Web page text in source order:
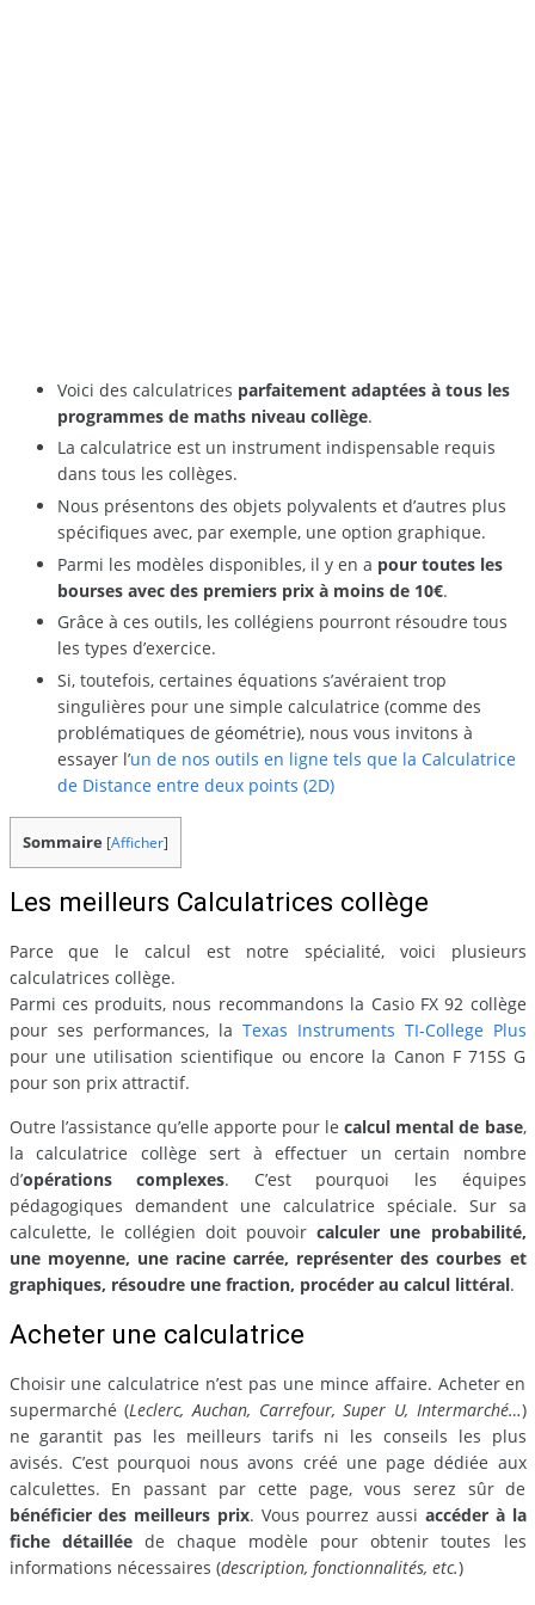
Voici des calculatrices parfaitement adaptées à tous les
programmes de maths niveau collège.
La calculatrice est un instrument indispensable requis
dans tous les collèges.
Nous présentons des objets polyvalents et d’autres plus
spécifiques avec, par exemple, une option graphique.
Parmi les modèles disponibles, il y en a pour toutes les
bourses avec des premiers prix à moins de 10€.
Grâce à ces outils, les collégiens pourront résoudre tous
les types d’exercice.
Si, toutefois, certaines équations s’avéraient trop
singulières pour une simple calculatrice (comme des
problématiques de géométrie), nous vous invitons à
essayer l’un de nos outils en ligne tels que la Calculatrice
de Distance entre deux points (2D)
Sommaire [Afficher]
Les meilleurs Calculatrices collège
Parce que le calcul est notre spécialité, voici plusieurs
calculatrices collège.
Parmi ces produits, nous recommandons la Casio FX 92 collège
pour ses performances, la Texas Instruments TI-College Plus
pour une utilisation scientifique ou encore la Canon F 715S G
pour son prix attractif.
Outre l’assistance qu’elle apporte pour lecalcul mental de base,
la calculatrice collège sert à effectuer un certain nombre
d’opérations complexes. C’est pourquoi les équipes
pédagogiques demandent une calculatrice spéciale. Sur sa
calculette, le collégien doit pouvoircalculer une probabilité,
une moyenne, une racine carrée, représenter des courbes et
graphiques, résoudre une fraction, procéder au calcul littéral.
Acheter une calculatrice
Choisir une calculatrice n’est pas une mince affaire. Acheter en
supermarché (Leclerc, Auchan, Carrefour, Super U, Intermarché…)
ne garantit pas les meilleurs tarifs ni les conseils les plus
avisés. C’est pourquoi nous avons créé une page dédiée aux
calculettes. En passant par cette page, vous serez sûr de
bénéficier des meilleurs prix. Vous pourrez aussi accéder à la
fiche détailléede chaque modèle pour obtenir toutes les
informations nécessaires (description, fonctionnalités, etc.)